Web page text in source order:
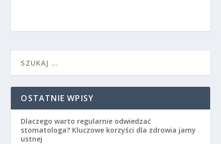
OSTATNIE WPISY
Dlaczego warto regularnie odwiedzać
stomatologa? Kluczowe korzyści dla zdrowia jamy
ustnej